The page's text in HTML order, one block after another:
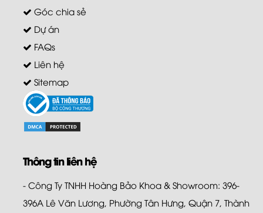
Góc chia sẻ
Dự án
FAQs
Liên hệ
Sitemap
Thông tin liên hệ
- Công Ty TNHH Hoàng Bảo Khoa & Showroom: 396-
396A Lê Văn Lương, Phường Tân Hưng, Quận 7, Thành